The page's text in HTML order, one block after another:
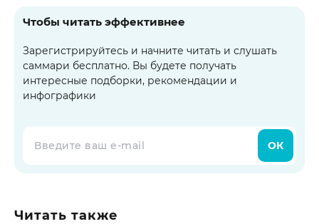
Чтобы читать эффективнее
Зарегистрируйтесь и начните читать и слушать
саммари бесплатно. Вы будете получать
интересные подборки, рекомендации и
инфографики
ОК
Читать также